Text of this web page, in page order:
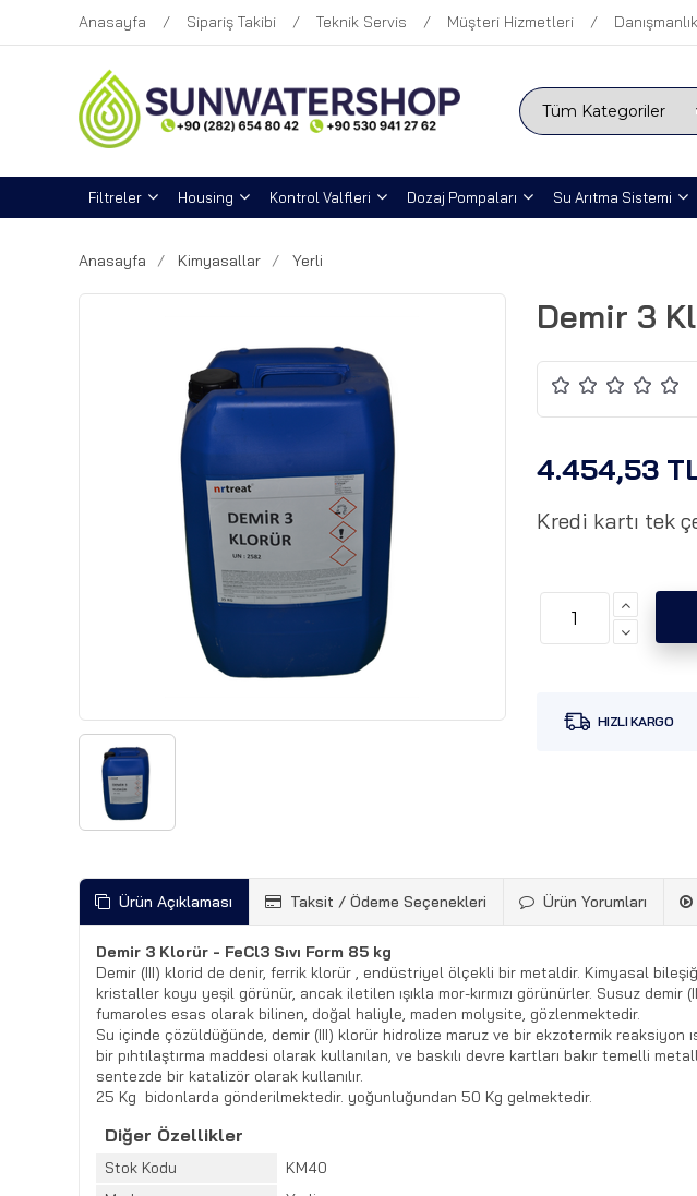
Anasayfa Sipariş Takibi Teknik Servis Müşteri Hizmetleri
Filtreler Housing Kontrol Valfleri Dozaj Pompaları Su Arıtma Sistemi
Anasayfa Kimyasallar Yerli
Demir 3
4.454,53
Kredi kartı tek
Ürün Açıklaması Taksit / Ödeme Seçenekleri Ürün Yorumları
Demir 3 Klorür - FeCl3 Sıvı Form 85 kg
Demir (III) klorid de denir, ferrik klorür , endüstriyel ölçekli bir metaldir. Kimyasal
kristaller koyu yeşil görünür, ancak iletilen ışıkla mor-kırmızı görünürler. Susuz
fumaroles esas olarak bilinen, doğal haliyle, maden molysite, gözlenmektedir.
Su içinde çözüldüğünde, demir (III) klorür hidrolize maruz ve bir ekzotermik reaksiyon
bir pıhtılaştırma maddesi olarak kullanılan, ve baskılı devre kartları bakır temelli
sentezde bir katalizör olarak kullanılır.
25 Kg bidonlarda gönderilmektedir. yoğunluğundan 50 Kg gelmektedir.
Diğer Özellikler
Stok Kodu
KM40